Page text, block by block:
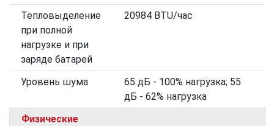
Тепловыделение
при полной
нагрузке и при
заряде батарей
20984 BTU/час
Уровень шума
65 дБ - 100% нагрузка; 55
дБ - 62% нагрузка
Физические